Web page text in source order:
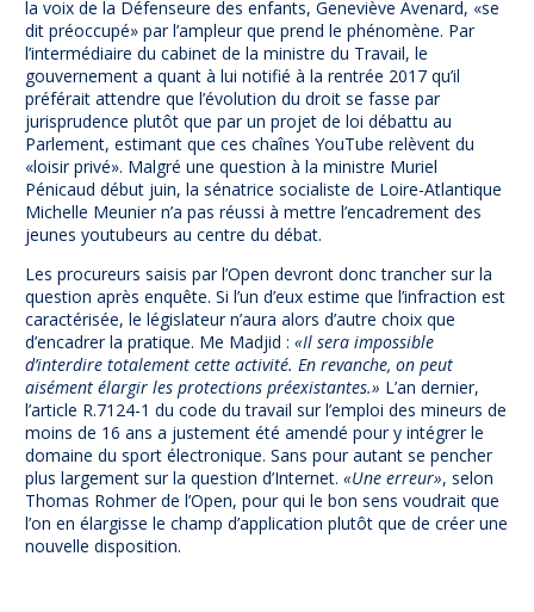
la voix de la Défenseure des enfants, Geneviève Avenard, «se
dit préoccupé» par l’ampleur que prend le phénomène. Par
l’intermédiaire du cabinet de la ministre du Travail, le
gouvernement a quant à lui notifié à la rentrée 2017 qu’il
préférait attendre que l’évolution du droit se fasse par
jurisprudence plutôt que par un projet de loi débattu au
Parlement, estimant que ces chaînes YouTube relèvent du
«loisir privé». Malgré une question à la ministre Muriel
Pénicaud début juin, la sénatrice socialiste de Loire-Atlantique
Michelle Meunier n’a pas réussi à mettre l’encadrement des
jeunes youtubeurs au centre du débat.
Les procureurs saisis par l’Open devront donc trancher sur la
question après enquête. Si l’un d’eux estime que l’infraction est
caractérisée, le législateur n’aura alors d’autre choix que
d’encadrer la pratique. Me Madjid : «Il sera impossible
d’interdire totalement cette activité. En revanche, on peut
aisément élargir les protections préexistantes.» L’an dernier,
l’article R.7124-1 du code du travail sur l’emploi des mineurs de
moins de 16 ans a justement été amendé pour y intégrer le
domaine du sport électronique. Sans pour autant se pencher
plus largement sur la question d’Internet. «Une erreur», selon
Thomas Rohmer de l’Open, pour qui le bon sens voudrait que
l’on en élargisse le champ d’application plutôt que de créer une
nouvelle disposition.